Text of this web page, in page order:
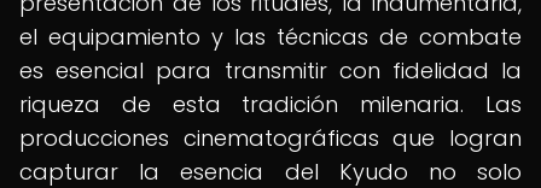
el equipamiento y las técnicas de combate
es esencial para transmitir con fidelidad la
riqueza de esta tradición milenaria. Las
producciones cinematográficas que logran
capturar la esencia del Kyudo no solo